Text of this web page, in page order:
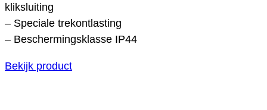
kliksluiting
– Speciale trekontlasting
– Beschermingsklasse IP44
Bekijk product